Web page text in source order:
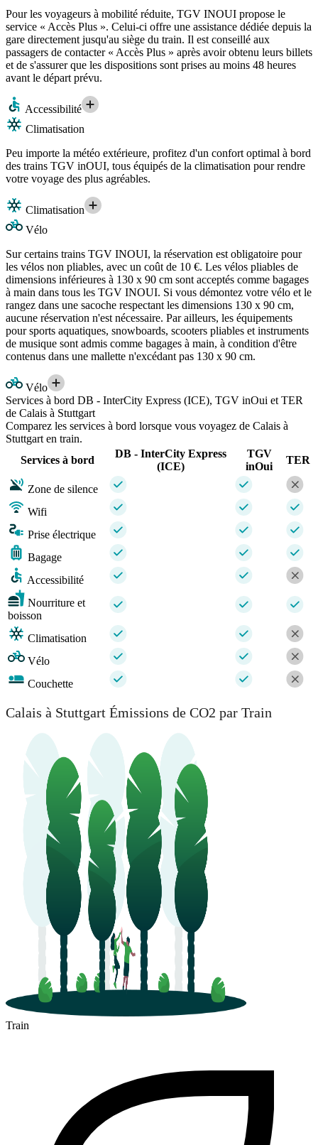
Pour les voyageurs à mobilité réduite, TGV INOUI propose le
service « Accès Plus ». Celui-ci offre une assistance dédiée depuis la
gare directement jusqu'au siège du train. Il est conseillé aux
passagers de contacter « Accès Plus » après avoir obtenu leurs billets
et de s'assurer que les dispositions sont prises au moins 48 heures
avant le départ prévu.
Accessibilité
Climatisation
Peu importe la météo extérieure, profitez d'un confort optimal à bord
des trains TGV inOUI, tous équipés de la climatisation pour rendre
votre voyage des plus agréables.
Climatisation
Vélo
Sur certains trains TGV INOUI, la réservation est obligatoire pour
les vélos non pliables, avec un coût de 10 €. Les vélos pliables de
dimensions inférieures à 130 x 90 cm sont acceptés comme bagages
à main dans tous les TGV INOUI. Si vous démontez votre vélo et le
rangez dans une sacoche respectant les dimensions 130 x 90 cm,
aucune réservation n'est nécessaire. Par ailleurs, les équipements
pour sports aquatiques, snowboards, scooters pliables et instruments
de musique sont admis comme bagages à main, à condition d'être
contenus dans une mallette n'excédant pas 130 x 90 cm.
Vélo
Services à bord DB - InterCity Express (ICE), TGV inOui et TER
de Calais à Stuttgart
Comparez les services à bord lorsque vous voyagez de Calais à
Stuttgart en train.
Services à bord
DB - InterCity Express
(ICE)
TGV
inOui
TER
Zone de silence
Wifi
Prise électrique
Bagage
Accessibilité
Nourriture et
boisson
Climatisation
Vélo
Couchette
Calais à Stuttgart Émissions de CO2 par Train
Train